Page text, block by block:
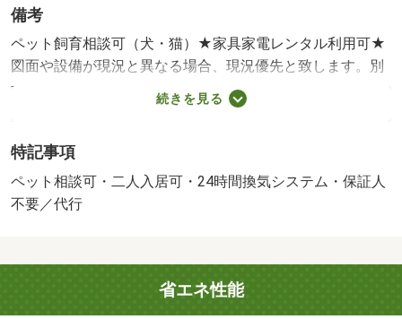
備考
ペット飼育相談可（犬・猫）★家具家電レンタル利用可★
図面や設備が現況と異なる場合、現況優先と致します。別
途月額費用：ｒｕｕｍサポート１，９８０円・賃貸保証
等：加入要（保証委託料 契約時：２．２万円又は２．５
ずれか必要。）・鍵交換代：あり３，３００円～・★都市
ガス賃貸物件★ インターネット使用料不要♪ 「省エ
ネ」「創エネ」「断熱」のＺＥＨ採用☆ 宅配ＢＯＸ、防
料：１．１ヶ月/更新事務手数料 22000円/美装代 80000円
続きを見る
特記事項
ペット相談可・二人入居可・24時間換気システム・保証人
不要／代行
省エネ性能